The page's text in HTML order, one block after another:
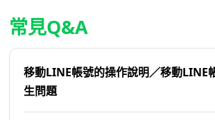
常見Q&A
移動LINE帳號的操作說明／移動LINE
生問題